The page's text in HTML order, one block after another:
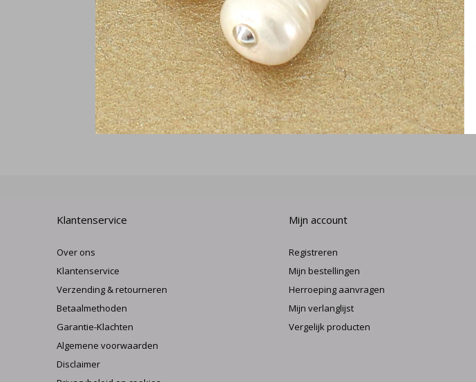
Meld je aan voor
Ontvang de nieuwste
Klantenservice
Over ons
Klantenservice
Verzending & retourneren
Betaalmethoden
Garantie-Klachten
Algemene voorwaarden
Disclaimer
Mijn account
Registreren
Mijn bestellingen
Herroeping aanvragen
Mijn verlanglijst
Vergelijk producten